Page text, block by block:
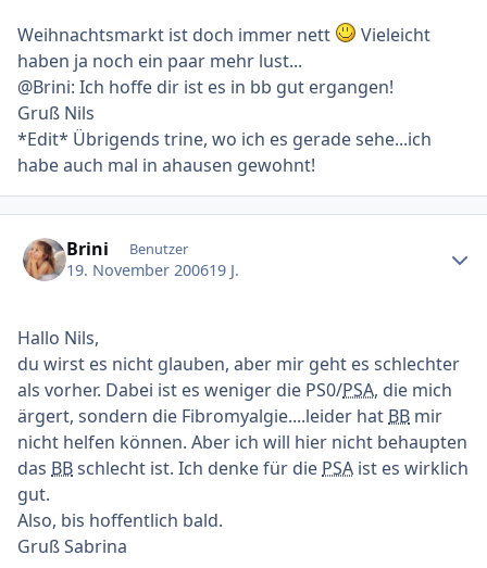
Weihnachtsmarkt ist doch immer nett
Vieleicht
haben ja noch ein paar mehr lust...
@Brini: Ich hoffe dir ist es in bb gut ergangen!
Gruß Nils
*Edit* Übrigends trine, wo ich es gerade sehe...ich
habe auch mal in ahausen gewohnt!
Brini Benutzer
19. November 200619 J.
Hallo Nils,
du wirst es nicht glauben, aber mir geht es schlechter
als vorher. Dabei ist es weniger die PS0/PSA, die mich
ärgert, sondern die Fibromyalgie....leider hat BB mir
nicht helfen können. Aber ich will hier nicht behaupten
das BBschlecht ist. Ich denke für die PSA ist es wirklich
gut.
Also, bis hoffentlich bald.
Gruß Sabrina